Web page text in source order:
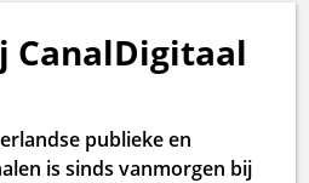
CanalDigitaal
publieke en
is sinds vanmorgen bij